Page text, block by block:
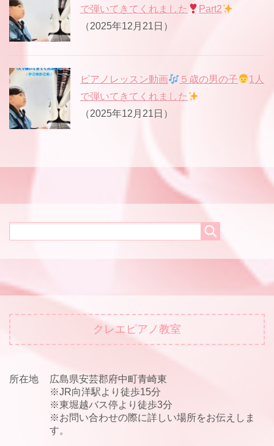
で弾いてきてくれました
Part2
（2025年12月21日）
ピアノレッスン動画 ５歳の男の子
1人
で弾いてきてくれました
（2025年12月21日）
クレエピアノ教室
所在地
広島県安芸郡府中町青崎東
※JR向洋駅より徒歩15分
※東堀越バス停より徒歩3分
※お問い合わせの際に詳しい場所をお伝えしま
す。